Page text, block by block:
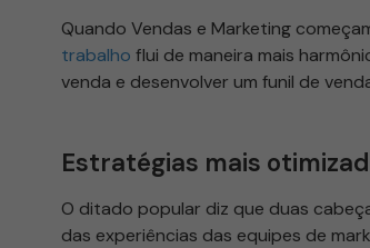
Quando Vendas e Marketing
trabalho flui de maneira mais
venda e desenvolver um funil de
Estratégias mais
O ditado popular diz que duas
das experiências das equipes de